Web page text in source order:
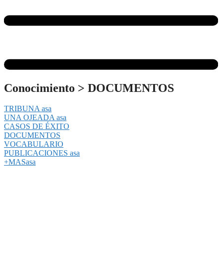
Conocimiento > DOCUMENTOS
TRIBUNA asa
UNA OJEADA asa
CASOS DE ÉXITO
DOCUMENTOS
VOCABULARIO
PUBLICACIONES asa
+MASasa